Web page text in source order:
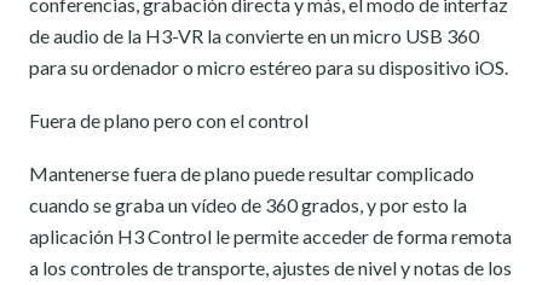
de audio de la H3-VR la convierte en un micro USB 360
para su ordenador o micro estéreo para su dispositivo iOS.
Fuera de plano pero con el control
Mantenerse fuera de plano puede resultar complicado
cuando se graba un vídeo de 360 grados, y por esto la
aplicación H3 Control le permite acceder de forma remota
a los controles de transporte, ajustes de nivel y notas de los